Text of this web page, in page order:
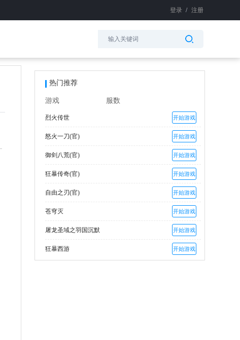
登录 / 注册
热门推荐
游戏 服数
烈火传世 开始游戏
怒火一刀(官) 开始游戏
御剑八荒(官) 开始游戏
狂暴传奇(官) 开始游戏
自由之刃(官) 开始游戏
苍穹灭 开始游戏
屠龙圣域之羽国沉默 开始游戏
狂暴西游 开始游戏